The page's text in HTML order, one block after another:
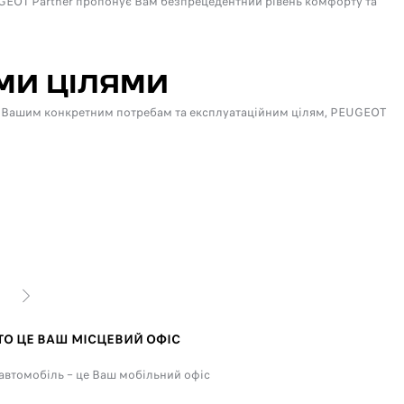
ЦІЛЯМИ
Вашим конкретним потребам та експлуатаційним цілям, PEUGEOT
ЦЕ ВАШ МІСЦЕВИЙ ОФІС
– це Ваш мобільний офіс